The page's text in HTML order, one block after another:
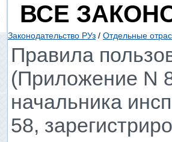
ВСЕ
Законодательство РУз / Отдельные
Правила
(Приложение N
начальника
58,